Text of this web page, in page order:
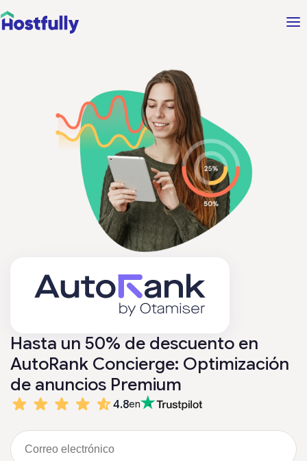
Hasta un 50% de descuento en
AutoRank Concierge: Optimización
de anuncios Premium
4.8en